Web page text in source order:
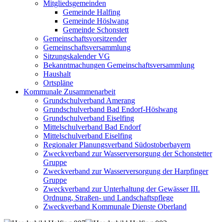
Mitgliedsgemeinden
Gemeinde Halfing
Gemeinde Höslwang
Gemeinde Schonstett
Gemeinschaftsvorsitzender
Gemeinschaftsversammlung
Sitzungskalender VG
Bekanntmachungen Gemeinschaftsversammlung
Haushalt
Ortspläne
Kommunale Zusammenarbeit
Grundschulverband Amerang
Grundschulverband Bad Endorf-Höslwang
Grundschulverband Eiselfing
Mittelschulverband Bad Endorf
Mittelschulverband Eiselfing
Regionaler Planungsverband Südostoberbayern
Zweckverband zur Wasserversorgung der Schonstetter
Gruppe
Zweckverband zur Wasserversorgung der Harpfinger
Gruppe
Zweckverband zur Unterhaltung der Gewässer III.
Ordnung, Straßen- und Landschaftspflege
Zweckverband Kommunale Dienste Oberland